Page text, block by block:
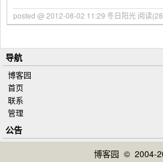
posted @ 2012-08-02 11:29 冬日阳光 阅读
导航
博客园
首页
联系
管理
公告
博客园 © 2004-